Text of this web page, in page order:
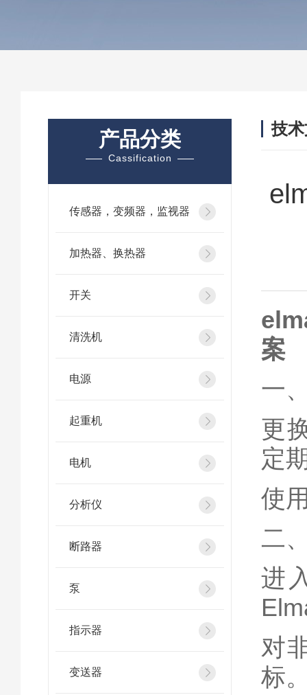
产品分类
Cassification
传感器，变频器，监视器
加热器、换热器
开关
清洗机
电源
起重机
电机
分析仪
断路器
泵
指示器
变送器
技
案
一
更
定
使
二
进
对
标‌